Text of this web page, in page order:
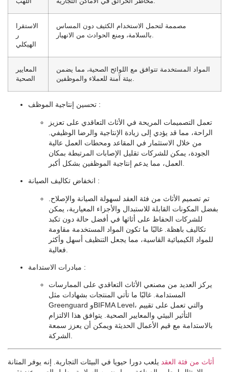
الاستقرا
ر
الهيكلي
مصممة لتحمل الاستخدام الكثيف دون المساس
بالسلامة، ومنع الحوادث من الانهيار.
المعايير
الصحية
المواد المستخدمة تتوافق مع اللوائح الصحية، مما يضمن
بيئة آمنة للعملاء والموظفين.
:
تعمل التصميمات المريحة في الأثاث التعاقدي على تعزيز
الراحة، مما قد يؤدي إلى زيادة الإنتاجية والرضا الوظيفي.
من خلال الاستثمار في المقاعد ومحطات العمل عالية
الجودة، يمكن للشركات تقليل الإصابات المرتبطة بمكان
:
تم تصميم الأثاث من فئة العقد لسهولة الصيانة والإصلاح.
بفضل المكونات القابلة للاستبدال والأجزاء المعيارية، يمكن
للشركات الحفاظ على أثاثها في أفضل حالة دون تكبد
تكاليف باهظة. غالبًا ما تكون المواد المستخدمة مقاومة
للمواد الكيميائية القاسية، مما يجعل التنظيف أسهل وأكثر
:
يركز العديد من مصنعي الأثاث التعاقدي على الممارسات
المستدامة. غالبًا ما تأتي المنتجات بشهادات مثل
Greenguard وBIFMA Level، والتي تعمل على تقييم
التأثير البيئي والمعايير الصحية. يتوافق هذا الالتزام
بالاستدامة مع قيم الأعمال الحديثة ويمكن أن يعزز سمعة
الشركة.
أثاث من فئة العقد يلعب دورا حيويا في البيئات التجارية. إنه يوفر المتانة